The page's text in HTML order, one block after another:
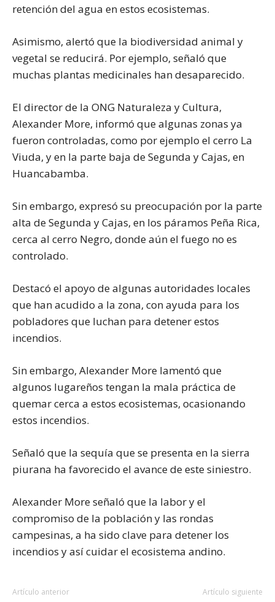
retención del agua en estos ecosistemas.
Asimismo, alertó que la biodiversidad animal y
vegetal se reducirá. Por ejemplo, señaló que
muchas plantas medicinales han desaparecido.
El director de la ONG Naturaleza y Cultura,
Alexander More, informó que algunas zonas ya
fueron controladas, como por ejemplo el cerro La
Viuda, y en la parte baja de Segunda y Cajas, en
Huancabamba.
Sin embargo, expresó su preocupación por la parte
alta de Segunda y Cajas, en los páramos Peña Rica,
cerca al cerro Negro, donde aún el fuego no es
controlado.
Destacó el apoyo de algunas autoridades locales
que han acudido a la zona, con ayuda para los
pobladores que luchan para detener estos
incendios.
Sin embargo, Alexander More lamentó que
algunos lugareños tengan la mala práctica de
quemar cerca a estos ecosistemas, ocasionando
estos incendios.
Señaló que la sequía que se presenta en la sierra
piurana ha favorecido el avance de este siniestro.
Alexander More señaló que la labor y el
compromiso de la población y las rondas
campesinas, a ha sido clave para detener los
incendios y así cuidar el ecosistema andino.
Artículo anterior Artículo siguiente